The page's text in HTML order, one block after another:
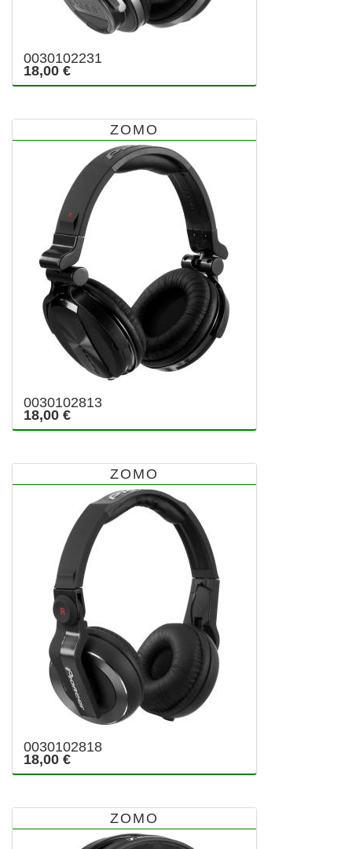
0030102231
18,00 €
ZOMO
0030102813
18,00 €
ZOMO
0030102818
18,00 €
ZOMO